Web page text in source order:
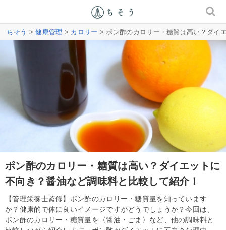
ちそう >健康管理 > カロリー > ポン酢のカロリー・糖質は高い？ダイ
ポン酢のカロリー・糖質は高い？ダイエットに
不向き？醤油など調味料と比較して紹介！
【管理栄養士監修】ポン酢のカロリー・糖質量を知っています
か？健康的で体に良いイメージですがどうでしょうか？今回は、
ポン酢のカロリー・糖質量を〈醤油・ごま〉など、他の調味料と